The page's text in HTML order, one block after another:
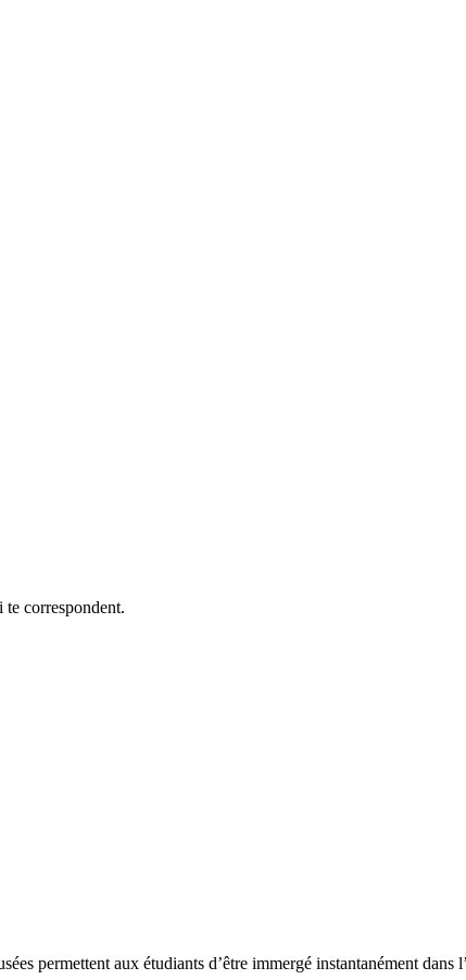
te correspondent.
permettent aux étudiants d’être immergé instantanément dans